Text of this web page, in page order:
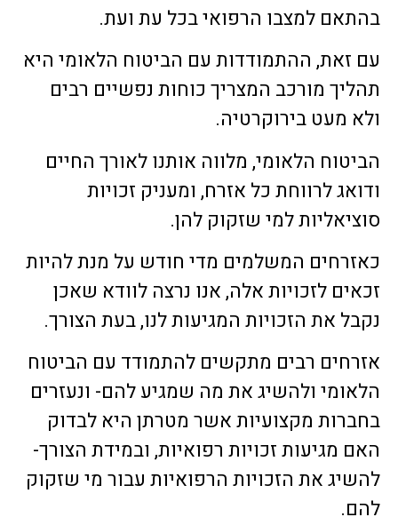
בהתאם למצבו הרפואי בכל עת ועת.
עם זאת, ההתמודדות עם הביטוח הלאומי היא
תהליך מורכב המצריך כוחות נפשיים רבים
ולא מעט בירוקרטיה.
הביטוח הלאומי, מלווה אותנו לאורך החיים
ודואג לרווחת כל אזרח, ומעניק זכויות
סוציאליות למי שזקוק להן.
כאזרחים המשלמים מדי חודש על מנת להיות
זכאים לזכויות אלה, אנו נרצה לוודא שאכן
נקבל את הזכויות המגיעות לנו, בעת הצורך.
אזרחים רבים מתקשים להתמודד עם הביטוח
הלאומי ולהשיג את מה שמגיע להם- ונעזרים
בחברות מקצועיות אשר מטרתן היא לבדוק
האם מגיעות זכויות רפואיות, ובמידת הצורך-
להשיג את הזכויות הרפואיות עבור מי שזקוק
להם.